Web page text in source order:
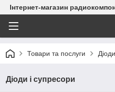
Інтернет-магазин
Товари та послуги
Діоди і супресори